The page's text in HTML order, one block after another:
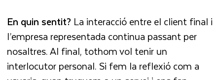
En quin sentit? La interacció entre el client final i
l’empresa representada continua passant per
nosaltres. Al final, tothom vol tenir un
interlocutor personal. Si fem la reflexió com a